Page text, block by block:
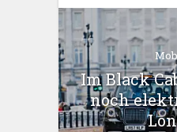
Im Black
noch